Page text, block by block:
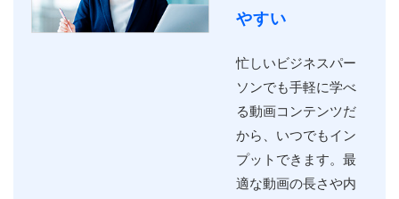
やすい
忙しいビジネスパー
ソンでも手軽に学べ
る動画コンテンツだ
から、いつでもイン
プットできます。最
適な動画の長さや内